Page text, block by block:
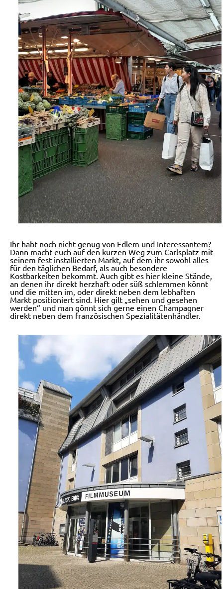
Ihr habt noch nicht genug von Edlem und Interessantem?
Dann macht euch auf den kurzen Weg zum Carlsplatz mit
seinem fest installierten Markt, auf dem ihr sowohl alles
für den täglichen Bedarf, als auch besondere
Kostbarkeiten bekommt. Auch gibt es hier kleine Stände,
an denen ihr direkt herzhaft oder süß schlemmen könnt
und die mitten im, oder direkt neben dem lebhaften
Markt positioniert sind. Hier gilt „sehen und gesehen
werden“ und man gönnt sich gerne einen Champagner
direkt neben dem französischen Spezialitätenhändler.